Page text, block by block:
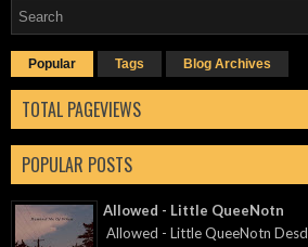
Popular Tags Blog Archives
TOTAL PAGEVIEWS
POPULAR POSTS
Allowed - Little QueeNotn
Allowed - Little QueeNotn